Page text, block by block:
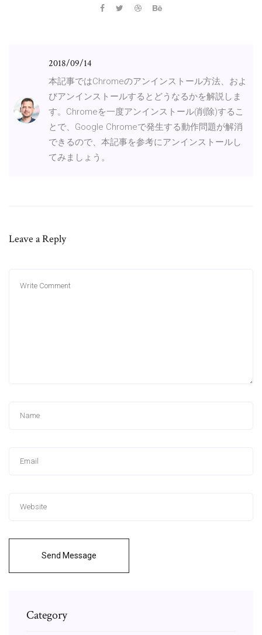
2018/09/14
本記事ではChromeのアンインストール方法、およ
びアンインストールするとどうなるかを解説しま
す。Chromeを一度アンインストール(削除)するこ
とで、Google Chromeで発生する動作問題が解消
できるので、本記事を参考にアンインストールし
てみましょう。
Leave a Reply
Send Message
Category